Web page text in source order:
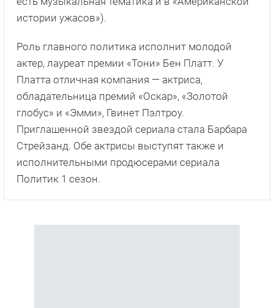
истории ужасов»).
Роль главного политика исполнит молодой
актер, лауреат премии «Тони» Бен Платт. У
Платта отличная компания — актриса,
обладательница премий «Оскар», «Золотой
глобус» и «Эмми», Гвинет Пэлтроу.
Приглашенной звездой сериала стала Барбара
Стрейзанд. Обе актрисы выступят также и
исполнительными продюсерами сериала
Политик 1 сезон.